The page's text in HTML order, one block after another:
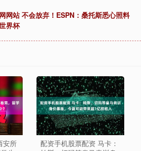
网站 不会放弃！ESPN：桑托斯悉心照料
界杯
安所
配资手机股票配资 马卡：